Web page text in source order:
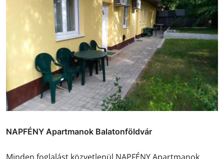
NAPFÉNY Apartmanok Balatonföldvár